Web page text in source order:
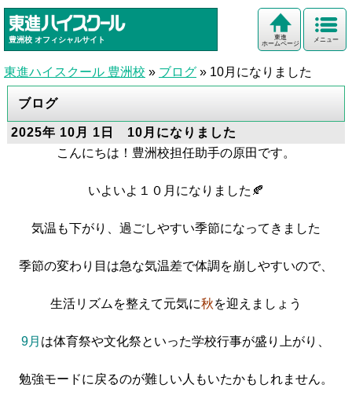
豊洲校 オフィシャルサイト メニュー
東進
ホームページ
東進ハイスクール 豊洲校 » ブログ » 10月になりました
ブログ
2025年 10月 1日 10月になりました
こんにちは！豊洲校担任助手の原田です。
いよいよ １０月 になりました🍂
気温も下がり、過ごしやすい季節になってきました
季節の変わり目は急な気温差で体調を崩しやすいので、
生活リズムを整えて元気に秋を迎えましょう
9月 は体育祭や文化祭といった学校行事が盛り上がり、
勉強モードに戻るのが難しい人もいたかもしれません。